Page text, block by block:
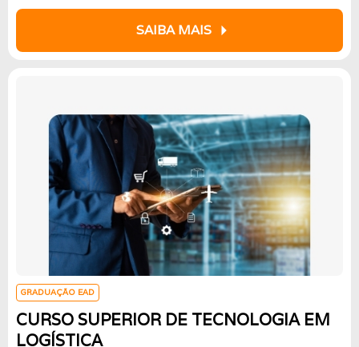
SAIBA MAIS arrow_right
GRADUAÇÃO EAD
CURSO SUPERIOR DE TECNOLOGIA EM
LOGÍSTICA